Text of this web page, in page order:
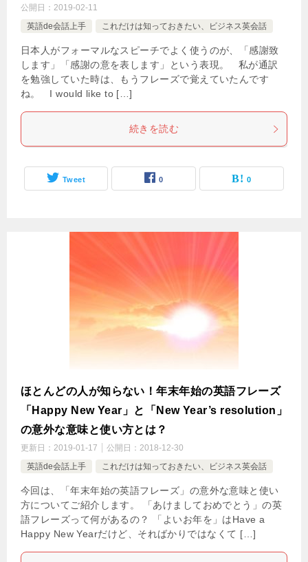
公開日： 2019-02-11
英語de会話上手
これだけは知っておきたい、ビジネス英会話
日本人がフォーマルなスピーチでよく使うのが、「感謝致
します」「感謝の意を表します」という表現。 私が通訳
を勉強していた時は、もうフレーズで覚えていたんです
ね。 I would like to […]
続きを読む
Tweet 0 0
ほとんどの人が知らない！年末年始の英語フレーズ
「Happy New Year」と「New Year’s resolution」
の意外な意味と使い方とは？
更新日： 2019-01-17 公開日： 2018-12-30
英語de会話上手
これだけは知っておきたい、ビジネス英会話
今回は、「年末年始の英語フレーズ」の意外な意味と使い
方についてご紹介します。 「あけましておめでとう」の英
語フレーズって何があるの？ 「よいお年を」はHave a
Happy New Yearだけど、そればかりではなくて […]